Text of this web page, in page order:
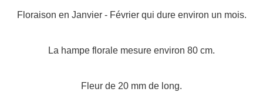
Floraison en Janvier - Février qui dure environ un mois.
La hampe florale mesure environ 80 cm.
Fleur de 20 mm de long.